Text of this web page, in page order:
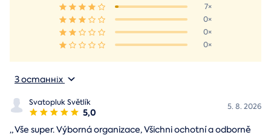
7×
0×
0×
0×
З останніх
Svatopluk Světlík
5,0 5. 8. 2026
„Vše super. Výborná organizace, Všichni ochotní a odborně